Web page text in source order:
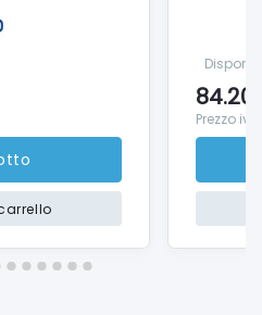
84.20
Prezzo